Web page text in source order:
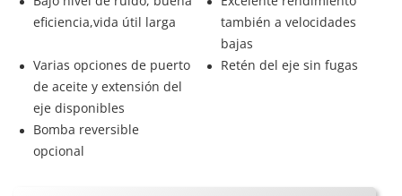
eficiencia,vida útil larga
también a velocidades
bajas
Varias opciones de puerto
de aceite y extensión del
eje disponibles
Retén del eje sin fugas
Bomba reversible
opcional